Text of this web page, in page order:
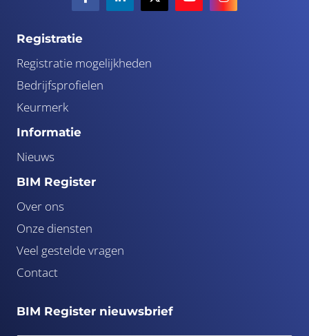
Registratie
Registratie mogelijkheden
Bedrijfsprofielen
Keurmerk
Informatie
Nieuws
BIM Register
Over ons
Onze diensten
Veel gestelde vragen
Contact
BIM Register nieuwsbrief